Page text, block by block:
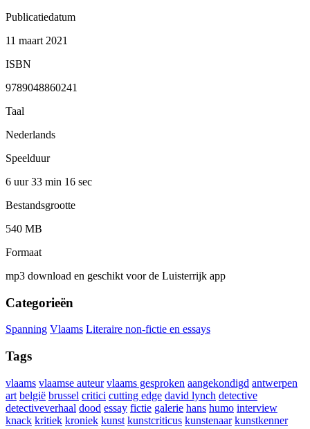
Publicatiedatum
11 maart 2021
ISBN
9789048860241
Taal
Nederlands
Speelduur
6 uur 33 min 16 sec
Bestandsgrootte
540 MB
Formaat
mp3 download en geschikt voor de Luisterrijk app
Categorieën
Spanning Vlaams Literaire non-fictie en essays
Tags
vlaams vlaamse auteur vlaams gesproken aangekondigd antwerpen
art belgië brussel critici cutting edge david lynch detective
detectiveverhaal dood essay fictie galerie hans humo interview
knack kritiek kroniek kunst kunstcriticus kunstenaar kunstkenner